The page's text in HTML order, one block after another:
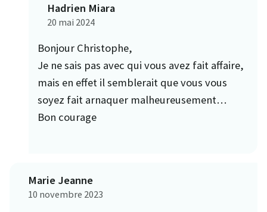
Hadrien Miara
20 mai 2024
Bonjour Christophe,
Je ne sais pas avec qui vous avez fait affaire,
mais en effet il semblerait que vous vous
soyez fait arnaquer malheureusement…
Bon courage
Marie Jeanne
10 novembre 2023